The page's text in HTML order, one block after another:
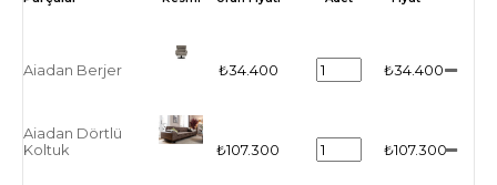
Aiadan Berjer ₺34.400 ₺34.400
Aiadan Dörtlü
Koltuk
₺107.300 ₺107.300